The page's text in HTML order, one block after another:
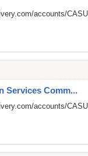
accounts/
Services Comm...
accounts/